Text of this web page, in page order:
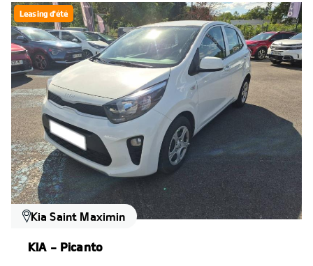
Leasing d'été
Kia Saint Maximin
KIA - Picanto